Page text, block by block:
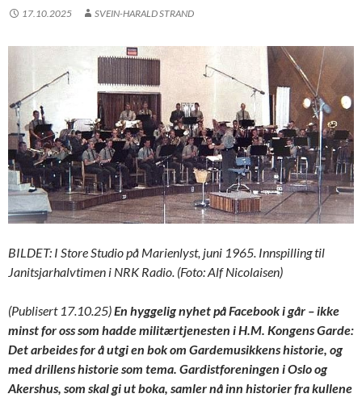
17.10.2025 SVEIN-HARALD STRAND
BILDET: I Store Studio på Marienlyst, juni 1965. Innspilling til
Janitsjarhalvtimen i NRK Radio. (Foto: Alf Nicolaisen)
(Publisert 17.10.25)En hyggelig nyhet på Facebook i går – ikke
minst for oss som hadde militærtjenesten i H.M. Kongens Garde:
Det arbeides for å utgi en bok om Gardemusikkens historie, og
med drillens historie som tema. Gardistforeningen i Oslo og
Akershus, som skal gi ut boka, samler nå inn historier fra kullene